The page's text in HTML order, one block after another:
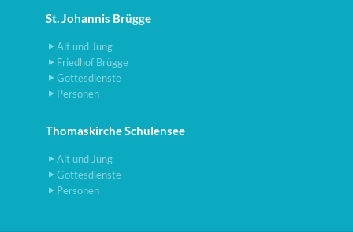
St. Johannis Brügge
Alt und Jung
Friedhof Brügge
Gottesdienste
Personen
Thomaskirche Schulensee
Alt und Jung
Gottesdienste
Personen